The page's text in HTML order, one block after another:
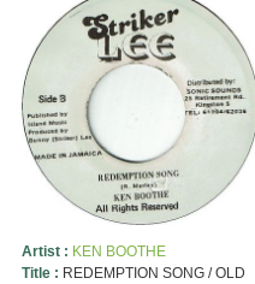
Artist : KEN BOOTHE
Title : REDEMPTION SONG / OLD